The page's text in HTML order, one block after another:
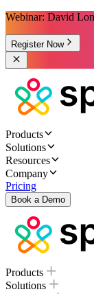
Webinar: David
Register Now
Products
Solutions
Resources
Company
Pricing
Book a Demo
Products
Solutions